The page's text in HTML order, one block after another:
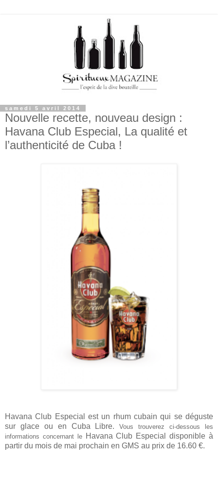
samedi 5 avril 2014
Nouvelle recette, nouveau design :
Havana Club Especial, La qualité et
l’authenticité de Cuba !
Havana Club Especial est un rhum cubain qui se déguste
sur glace ou en Cuba Libre.Vous trouverez ci-dessous les
informations concernant le Havana Club Especial
disponible à
partir du mois de mai prochain en GMS au prix de 16.60 €.